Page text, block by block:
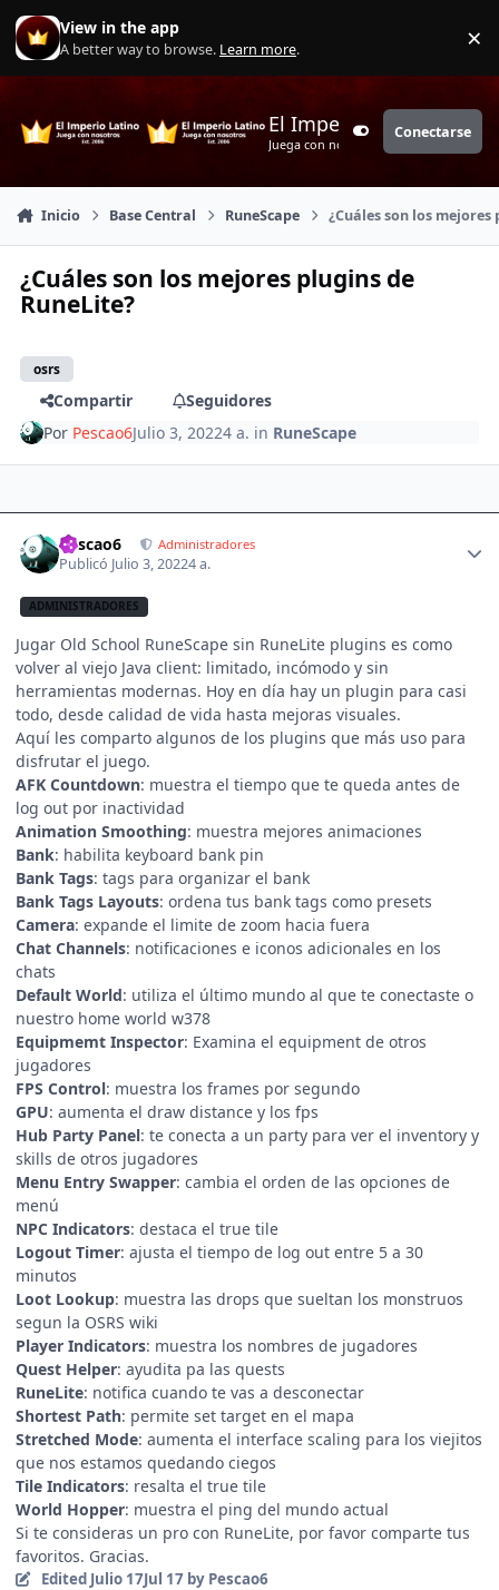
Saltar a contenido
View in the app
A better way to browse. Learn more. ×
El Imperio Latino
Juega con nosotrosCustomizer
Conectarse
Inicio Base Central RuneScape ¿Cuáles son los mejores
¿Cuáles son los mejores plugins de
RuneLite?
osrs
Compartir
Seguidores
Por Pescao6Julio 3, 20224 a. in RuneScape
Pescao6 Administradores
Publicó Julio 3, 20224 a.
ADMINISTRADORES
Jugar Old School RuneScape sin RuneLite plugins es como
volver al viejo Java client: limitado, incómodo y sin
herramientas modernas. Hoy en día hay un plugin para casi
todo, desde calidad de vida hasta mejoras visuales.
Aquí les comparto algunos de los plugins que más uso para
disfrutar el juego.
AFK Countdown: muestra el tiempo que te queda antes de
log out por inactividad
Animation Smoothing: muestra mejores animaciones
Bank: habilita keyboard bank pin
Bank Tags: tags para organizar el bank
Bank Tags Layouts: ordena tus bank tags como presets
Camera: expande el limite de zoom hacia fuera
Chat Channels: notificaciones e iconos adicionales en los
chats
Default World: utiliza el último mundo al que te conectaste o
nuestro home world w378
Equipmemt Inspector: Examina el equipment de otros
jugadores
FPS Control: muestra los frames por segundo
GPU: aumenta el draw distance y los fps
Hub Party Panel: te conecta a un party para ver el inventory y
skills de otros jugadores
Menu Entry Swapper: cambia el orden de las opciones de
menú
NPC Indicators: destaca el true tile
Logout Timer: ajusta el tiempo de log out entre 5 a 30
minutos
Loot Lookup: muestra las drops que sueltan los monstruos
segun la OSRS wiki
Player Indicators: muestra los nombres de jugadores
Quest Helper: ayudita pa las quests
RuneLite: notifica cuando te vas a desconectar
Shortest Path: permite set target en el mapa
Stretched Mode: aumenta el interface scaling para los viejitos
que nos estamos quedando ciegos
Tile Indicators: resalta el true tile
World Hopper: muestra el ping del mundo actual
Si te consideras un pro con RuneLite, por favor comparte tus
favoritos. Gracias.
Edited Julio 17Jul 17by Pescao6